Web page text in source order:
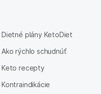
Dietné plány KetoDiet
Ako rýchlo schudnúť
Keto recepty
Kontraindikácie